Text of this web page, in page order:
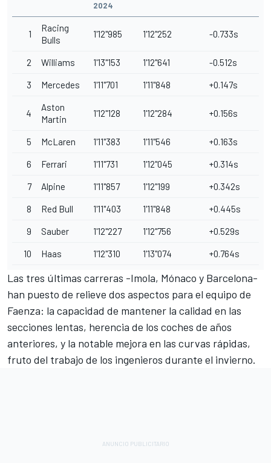
2024
1
Racing
Bulls
1'12"985 1'12"252 -0.733s
2 Williams 1'13"153 1'12"641 -0.512s
3 Mercedes 1'11"701 1'11"848 +0.147s
4
Aston
Martin
1'12"128 1'12"284 +0.156s
5 McLaren 1'11"383 1'11"546 +0.163s
6 Ferrari 1'11"731 1'12"045 +0.314s
7 Alpine 1'11"857 1'12"199 +0.342s
8 Red Bull 1'11"403 1'11"848 +0.445s
9 Sauber 1'12"227 1'12"756 +0.529s
10 Haas 1'12"310 1'13"074 +0.764s
Las tres últimas carreras -Imola, Mónaco y Barcelona-
han puesto de relieve dos aspectos para el equipo de
Faenza: la capacidad de mantener la calidad en las
secciones lentas, herencia de los coches de años
anteriores, y la notable mejora en las curvas rápidas,
fruto del trabajo de los ingenieros durante el invierno.